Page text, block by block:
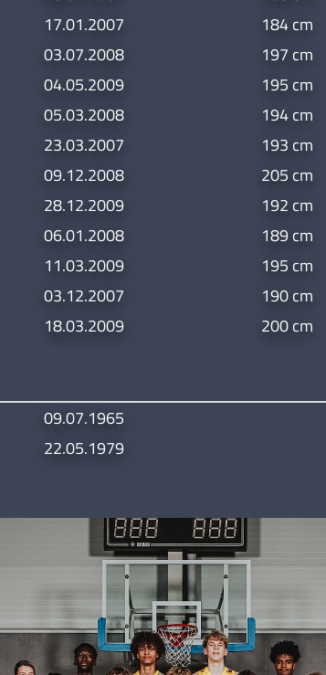
17.01.2007 184 cm
03.07.2008 197 cm
04.05.2009 195 cm
05.03.2008 194 cm
23.03.2007 193 cm
09.12.2008 205 cm
28.12.2009 192 cm
06.01.2008 189 cm
11.03.2009 195 cm
03.12.2007 190 cm
18.03.2009 200 cm
09.07.1965
22.05.1979